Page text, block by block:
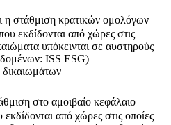
η στάθμιση κρατικών ομολόγων
εκδίδονται από χώρες στις
υπόκεινται σε αυστηρούς
ISS ESG)
στο αμοιβαίο κεφάλαιο
από χώρες στις οποίες